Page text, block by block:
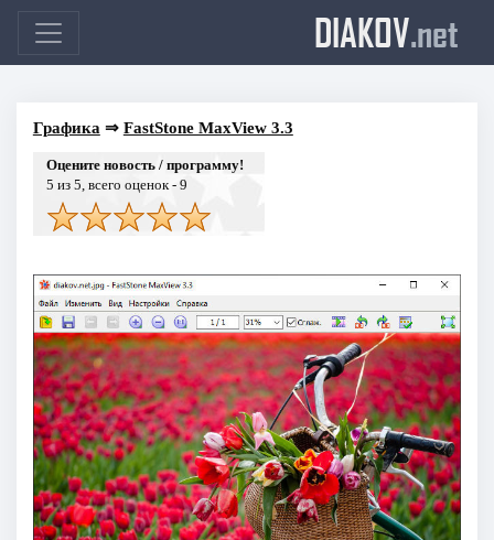
DIAKOV.net
Графика ⇒ FastStone MaxView 3.3
Оцените новость / программу!
5 из 5, всего оценок - 9